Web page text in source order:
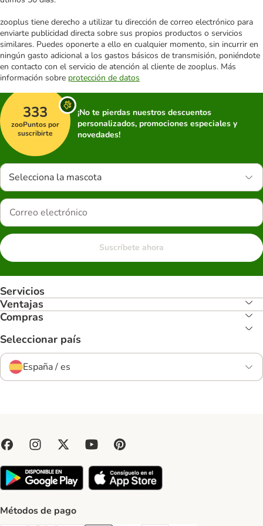
zooplus tiene derecho a utilizar tu dirección de correo electrónico para
enviarte publicidad directa sobre sus propios productos o servicios
similares. Puedes oponerte a ello en cualquier momento, sin incurrir en
ningún gasto adicional a los gastos básicos de transmisión, poniéndote
en contacto con el servicio de atención al cliente de zooplus. Más
información sobre protección de datos
333
zooPuntos por
suscribirte
¡No te pierdas nuestros descuentos
personalizados, promociones especiales y
novedades!
Selecciona la mascota
Suscríbete ahora
Servicios
Ventajas
Compras
Seleccionar país
España / es
Métodos de pago